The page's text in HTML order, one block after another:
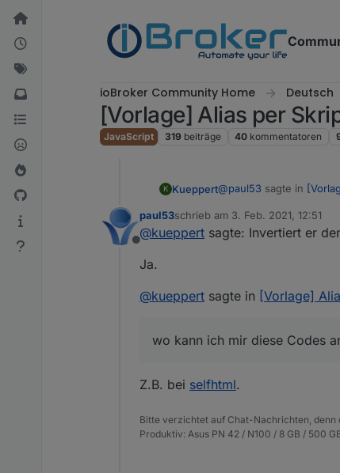
Weiter zum Inhalt
ioBroker Community Home Deutsch
[Vorlage] Alias per
JavaScript 319 beiträge 40 kommentatoren
K Kueppert@paul53 sagte in
"!val"
Und wo kann ich mir
Danke dir und vG,
Offline
paul53schrieb am 3. Feb. 2021, 12:51
zuletzt editiert von
@kueppert sagte: Invertiert er
Ja.
@kueppert sagte in [Vorlage]
wo kann ich mir diese Codes
Z.B. bei selfhtml.
Bitte verzichtet auf Chat-Nachrichten, denn
Produktiv: Asus PN 42 / N100 / 8 GB / 500